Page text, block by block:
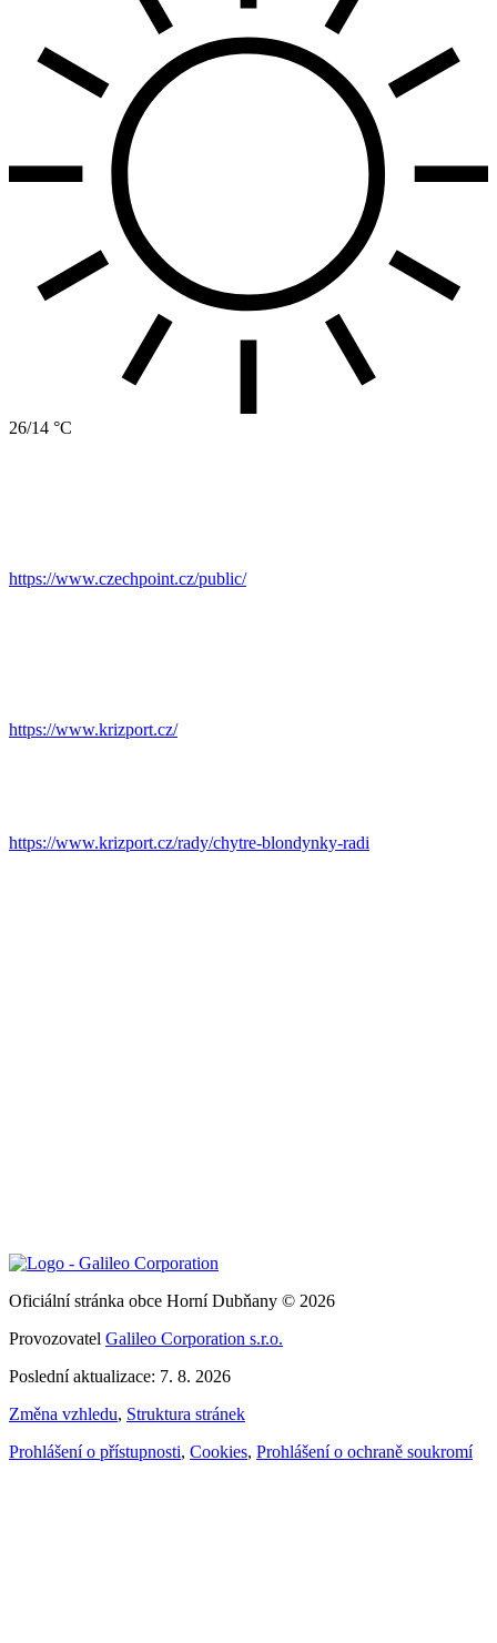
26/14 °C
https://www.czechpoint.cz/public/
https://www.krizport.cz/
https://www.krizport.cz/rady/chytre-blondynky-radi
Oficiální stránka obce Horní Dubňany © 2026
Provozovatel Galileo Corporation s.r.o.
Poslední aktualizace: 7. 8. 2026
Změna vzhledu, Struktura stránek
Prohlášení o přístupnosti, Cookies, Prohlášení o ochraně soukromí